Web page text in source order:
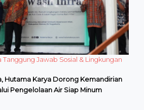
Tanggung Jawab Sosial & Lingkungan
Hutama Karya Dorong Kemandirian
Pengelolaan Air Siap Minum